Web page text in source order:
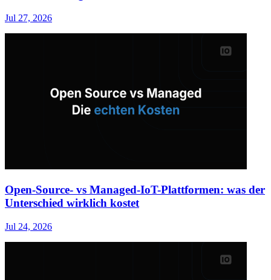
Jul 27, 2026
Open-Source- vs Managed-IoT-Plattformen: was der
Unterschied wirklich kostet
Jul 24, 2026